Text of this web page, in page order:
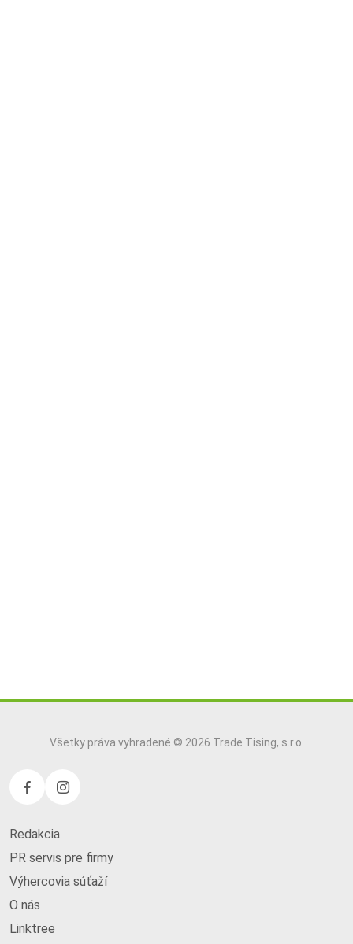
Všetky práva vyhradené © 2026 Trade Tising, s.r.o.
Redakcia
PR servis pre firmy
Výhercovia súťaží
O nás
Linktree